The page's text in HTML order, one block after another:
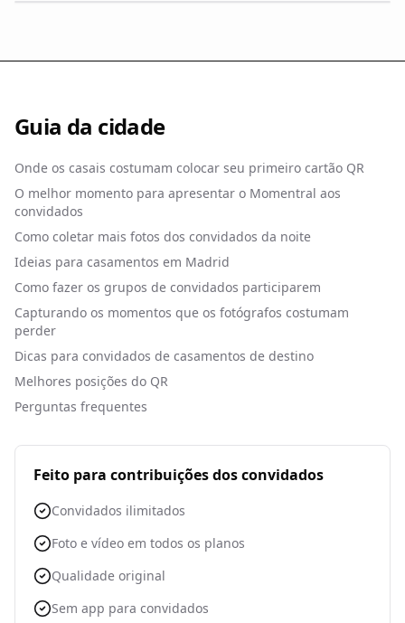
Guia da cidade
Onde os casais costumam colocar seu primeiro cartão QR
O melhor momento para apresentar o Momentral aos
convidados
Como coletar mais fotos dos convidados da noite
Ideias para casamentos em Madrid
Como fazer os grupos de convidados participarem
Capturando os momentos que os fotógrafos costumam
perder
Dicas para convidados de casamentos de destino
Melhores posições do QR
Perguntas frequentes
Feito para contribuições dos convidados
Convidados ilimitados
Foto e vídeo em todos os planos
Qualidade original
Sem app para convidados